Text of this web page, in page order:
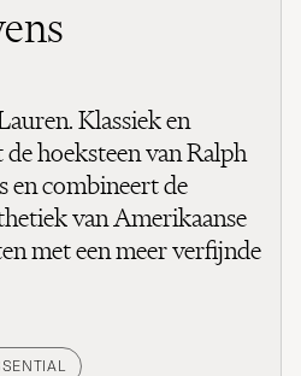
Klassiek en
hoeksteen van Ralph
en combineert de
van Amerikaanse
met een meer verfijnde